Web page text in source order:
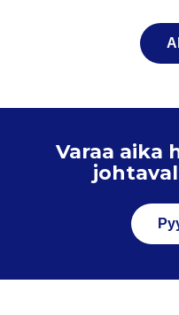
Varaa aika